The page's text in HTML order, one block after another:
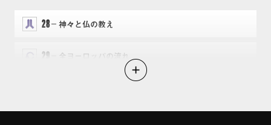
28 神々と仏の教え
29 全ヨーロッパの流れ